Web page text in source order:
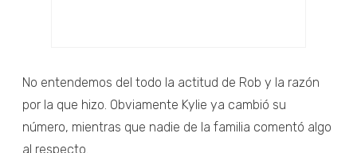
No entendemos del todo la actitud de Rob y la razón
por la que hizo. Obviamente Kylie ya cambió su
número, mientras que nadie de la familia comentó algo
al respecto.